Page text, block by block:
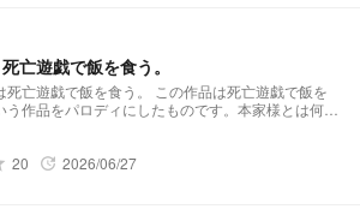
亡遊戯で飯を食う。
飯を食う。 この作品は死亡遊戯で飯を
う作品をパロディにしたものです。本家様とは何の
。 ⬇また、この作品を作るにあたって参考にさせて
20 update 2026/06/27